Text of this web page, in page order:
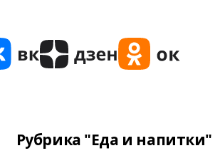
Рубрика "Еда и напитки"